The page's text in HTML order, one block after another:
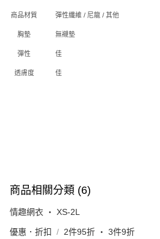
商品材質 彈性纖維 / 尼龍 / 其他
胸墊 無襯墊
彈性 佳
透膚度 佳
商品相關分類 (6)
情趣網衣 ‧ XS-2L
優惠．折扣 2件95折 ‧ 3件9折